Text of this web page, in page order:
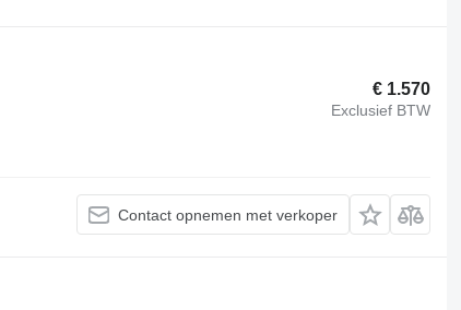
€ 1.570
Exclusief BTW
Contact opnemen met verkoper